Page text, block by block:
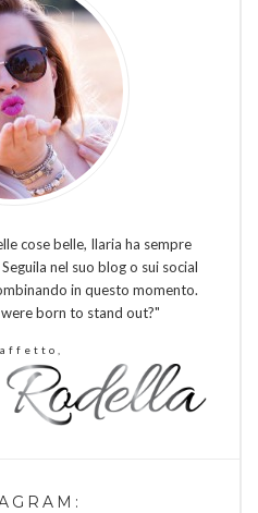
cose belle, Ilaria ha sempre
nel suo blog o sui social
in questo momento.
born to stand out?"
affetto,